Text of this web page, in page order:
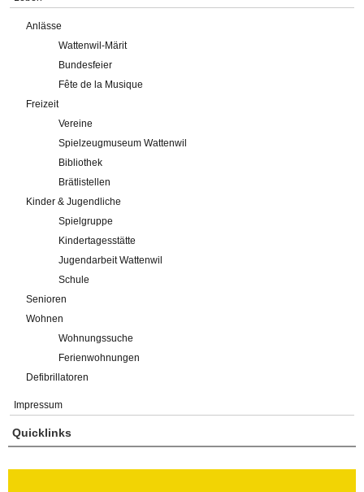
Anlässe
Wattenwil-Märit
Bundesfeier
Fête de la Musique
Freizeit
Vereine
Spielzeugmuseum Wattenwil
Bibliothek
Brätlistellen
Kinder & Jugendliche
Spielgruppe
Kindertagesstätte
Jugendarbeit Wattenwil
Schule
Senioren
Wohnen
Wohnungssuche
Ferienwohnungen
Defibrillatoren
Impressum
Quicklinks